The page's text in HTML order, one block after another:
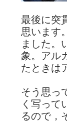
最後に突
思います
ました。
象。アル
たときは
そう思っ
く写って
るので，